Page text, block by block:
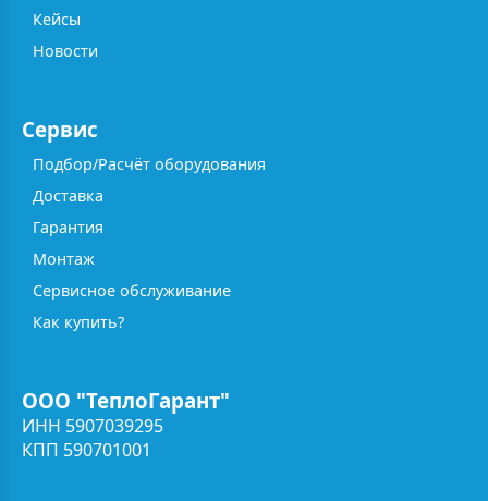
Кейсы
Новости
Сервис
Подбор/Расчёт оборудования
Доставка
Гарантия
Монтаж
Сервисное обслуживание
Как купить?
ООО "ТеплоГарант"
ИНН 5907039295
КПП 590701001